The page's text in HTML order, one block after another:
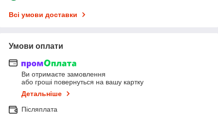
Всі умови доставки
Умови оплати
Ви отримаєте замовлення
або гроші повернуться на вашу картку
Детальніше
Післяплата